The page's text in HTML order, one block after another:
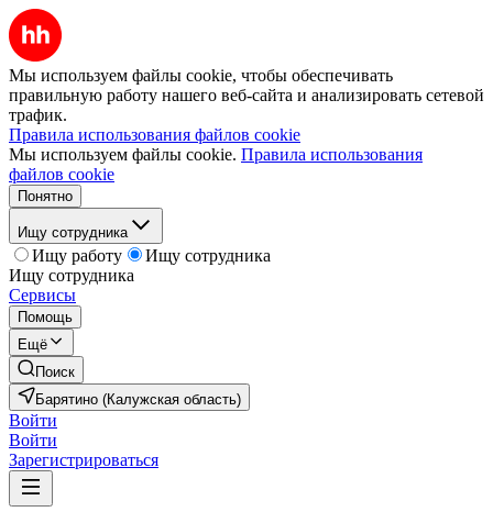
Мы используем файлы cookie, чтобы обеспечивать
правильную работу нашего веб-сайта и анализировать сетевой
трафик.
Правила использования файлов cookie
Мы используем файлы cookie. Правила использования
файлов cookie
Понятно
Ищу сотрудника
Ищу работу
Ищу сотрудника
Ищу сотрудника
Сервисы
Помощь
Ещё
Поиск
Барятино (Калужская область)
Войти
Войти
Зарегистрироваться